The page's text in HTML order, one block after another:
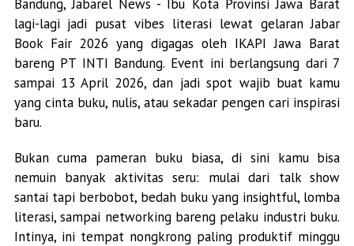
Bandung, Jabarel News - Ibu Kota Provinsi Jawa Barat
lagi-lagi jadi pusat vibes literasi lewat gelaran Jabar
Book Fair 2026 yang digagas oleh IKAPI Jawa Barat
bareng PT INTI Bandung. Event ini berlangsung dari 7
sampai 13 April 2026, dan jadi spot wajib buat kamu
yang cinta buku, nulis, atau sekadar pengen cari inspirasi
baru.
Bukan cuma pameran buku biasa, di sini kamu bisa
nemuin banyak aktivitas seru: mulai dari talk show
santai tapi berbobot, bedah buku yang insightful, lomba
literasi, sampai networking bareng pelaku industri buku.
Intinya, ini tempat nongkrong paling produktif minggu